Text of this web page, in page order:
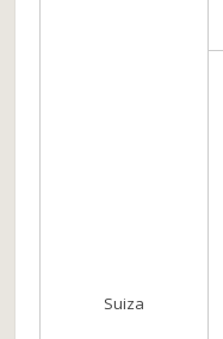
Suiza